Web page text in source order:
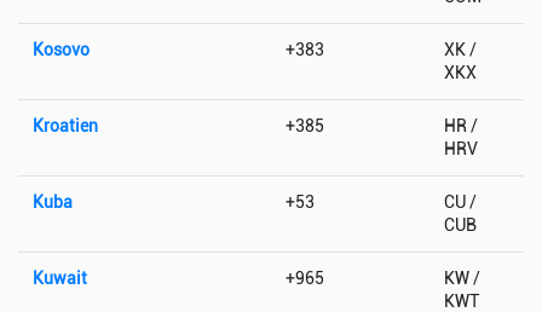
Kosovo +383
XK /
XKX
Kroatien +385
HR /
HRV
Kuba +53
CU /
CUB
Kuwait +965
KW /
KWT